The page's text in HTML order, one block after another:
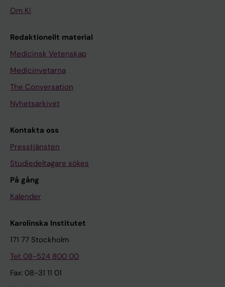
Om KI
Redaktionellt material
Medicinsk Vetenskap
Medicinvetarna
The Conversation
Nyhetsarkivet
Kontakta oss
Presstjänsten
Studiedeltagare sökes
På gång
Kalender
Karolinska Institutet
171 77 Stockholm
Tel: 08-524 800 00
Fax: 08-31 11 01